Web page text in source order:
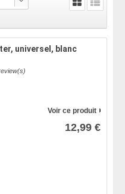
universel, blanc
Voir ce produit
12,99 €